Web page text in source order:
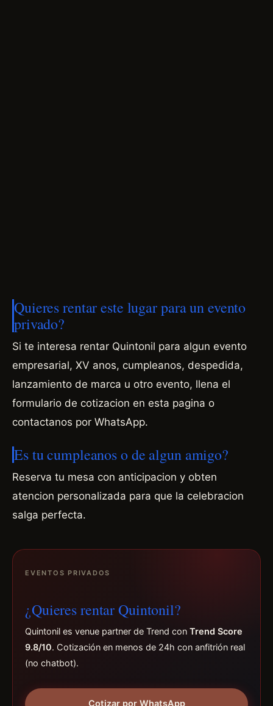
Quieres rentar este lugar para un evento
privado?
Si te interesa rentar Quintonil para algun evento
empresarial, XV anos, cumpleanos, despedida,
lanzamiento de marca u otro evento, llena el
formulario de cotizacion en esta pagina o
contactanos por WhatsApp.
Es tu cumpleanos o de algun amigo?
Reserva tu mesa con anticipacion y obten
atencion personalizada para que la celebracion
salga perfecta.
EVENTOS PRIVADOS
¿Quieres rentar Quintonil?
Quintonil es venue partner de Trend con Trend Score
9.8/10. Cotización en menos de 24h con anfitrión real
(no chatbot).
Cotizar por WhatsApp